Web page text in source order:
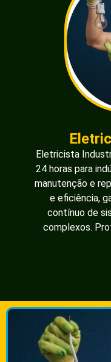
Eletricista
24 horas para
manutenção e
e eficiência,
contínuo de
complexos.